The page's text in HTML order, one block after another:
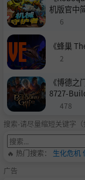
机版官中
6
《蜂巢
2
《博德
8727-
478
搜索-请尽量缩短关键字（
🔥 热门搜索： 生化危机
广告